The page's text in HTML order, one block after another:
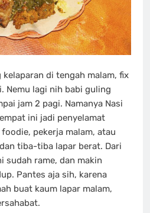
di tengah malam, fix
Nemu lagi nih babi guling
jam 2 pagi. Namanya Nasi
ini jadi penyelamat
pekerja malam, atau
tiba-tiba lapar berat. Dari
sudah rame, dan makin
Pantes aja sih, karena
buat kaum lapar malam,